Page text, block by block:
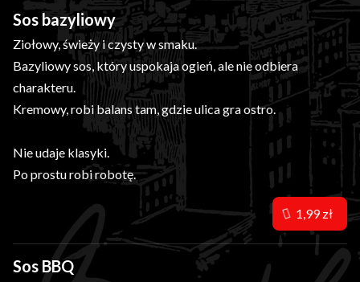
Sos bazyliowy
Ziołowy, świeży i czysty w smaku.
Bazyliowy sos, który uspokaja ogień, ale nie odbiera
charakteru.
Kremowy, robi balans tam, gdzie ulica gra ostro.
Nie udaje klasyki.
Po prostu robi robotę.
Sos BBQ